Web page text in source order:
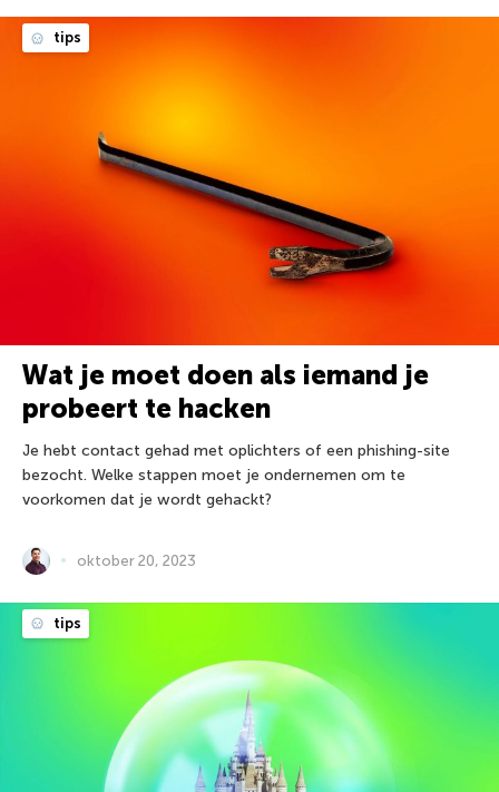
tips
Wat je moet doen als iemand je
probeert te hacken
Je hebt contact gehad met oplichters of een phishing-site
bezocht. Welke stappen moet je ondernemen om te
voorkomen dat je wordt gehackt?
oktober 20, 2023
tips